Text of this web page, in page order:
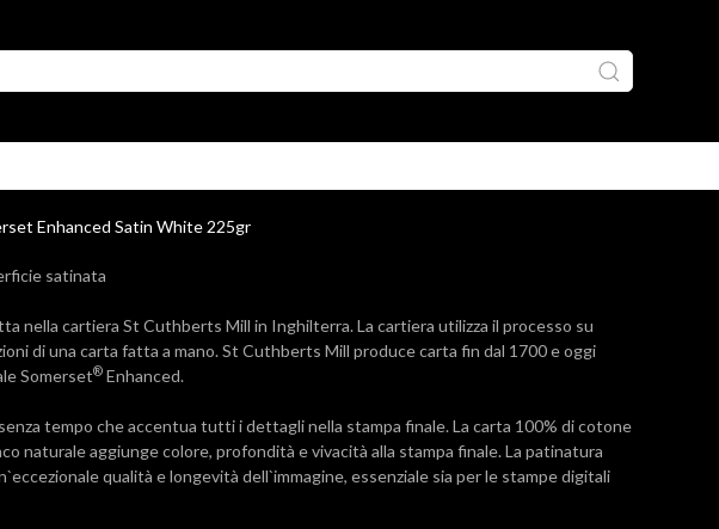
Enhanced Satin White 225gr
satinata
nella cartiera St Cuthberts Mill in Inghilterra. La cartiera utilizza il processo su
di una carta fatta a mano. St Cuthberts Mill produce carta fin dal 1700 e oggi
Somerset® Enhanced.
tempo che accentua tutti i dettagli nella stampa finale. La carta 100% di cotone
naturale aggiunge colore, profondità e vivacità alla stampa finale. La patinatura
qualità e longevità dell`immagine, essenziale sia per le stampe digitali